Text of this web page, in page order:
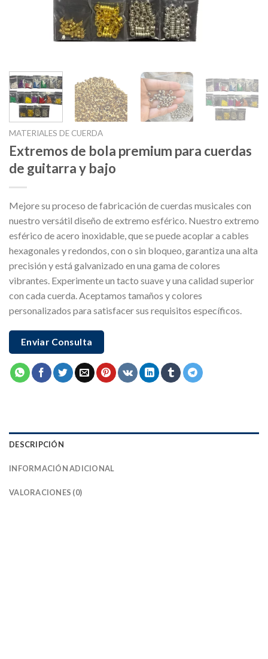
MATERIALES DE CUERDA
Extremos de bola premium para cuerdas
de guitarra y bajo
Mejore su proceso de fabricación de cuerdas musicales con
nuestro versátil diseño de extremo esférico. Nuestro extremo
esférico de acero inoxidable, que se puede acoplar a cables
hexagonales y redondos, con o sin bloqueo, garantiza una alta
precisión y está galvanizado en una gama de colores
vibrantes. Experimente un tacto suave y una calidad superior
con cada cuerda. Aceptamos tamaños y colores
personalizados para satisfacer sus requisitos específicos.
Enviar Consulta
DESCRIPCIÓN
INFORMACIÓN ADICIONAL
VALORACIONES (0)